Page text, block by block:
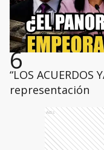
6
“LOS ACUERDOS
representación
Ads